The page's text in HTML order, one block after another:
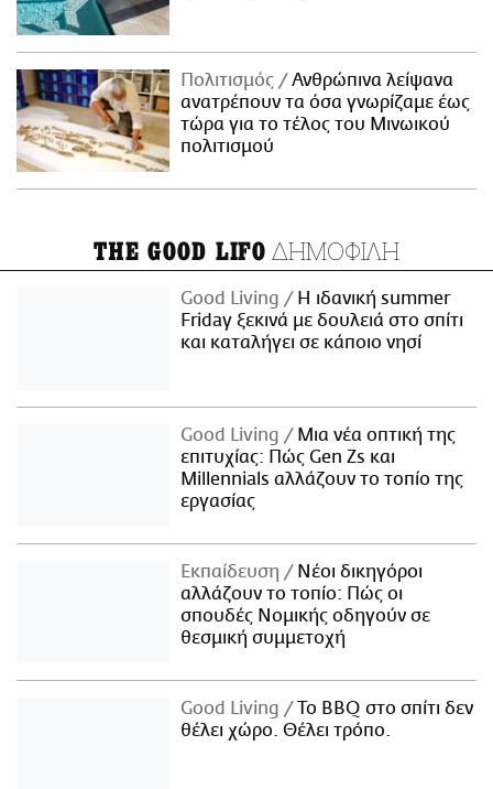
Πολιτισμός
Ανθρώπινα λείψανα
ανατρέπουν τα όσα γνωρίζαμε έως
τώρα για το τέλος του Μινωικού
πολιτισμού
THE GOOD LIFO ΔΗΜΟΦΙΛΗ
Good Living
Η ιδανική summer
Friday ξεκινά με δουλειά στο σπίτι
και καταλήγει σε κάποιο νησί
Good Living
Μια νέα οπτική της
επιτυχίας: Πώς Gen Zs και
Millennials αλλάζουν το τοπίο της
εργασίας
Εκπαίδευση
Νέοι δικηγόροι
αλλάζουν το τοπίο: Πώς οι
σπουδές Νομικής οδηγούν σε
θεσμική συμμετοχή
Good Living
Το BBQ στο σπίτι δεν
θέλει χώρο. Θέλει τρόπο.